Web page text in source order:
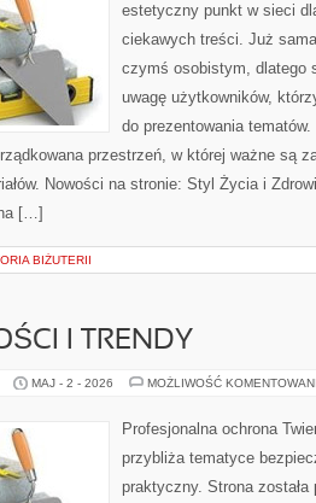
estetyczny punkt w sieci
ciekawych treści. Już
czymś osobistym, dlatego
uwagę użytkowników,
do prezentowania
przestrzeń, w której ważne są
Nowości na stronie: Styl Życia i
[…]
BIŻUTERII
I TRENDY
MAJ - 2 - 2026 MOŻLIWOŚĆ
Profesjonalna ochrona
przybliża tematyce
praktyczny. Strona